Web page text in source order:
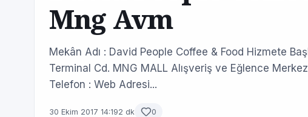
Mng Avm
Mekân Adı : David People Coffee & Food Hizmete
Terminal Cd. MNG MALL Alışveriş ve Eğlence
Telefon : Web Adresi...
30 Ekim 2017 14:192 dk 0